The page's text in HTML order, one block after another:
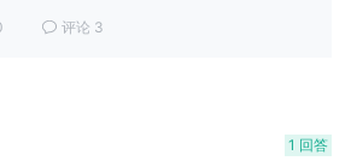
评论 3
1 回答